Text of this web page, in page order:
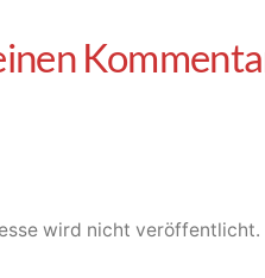
wird nicht veröffentlicht.